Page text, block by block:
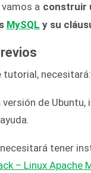
a construir
MySQL y su
tutorial, necesitará:
versión de
tener
– Linux Apache